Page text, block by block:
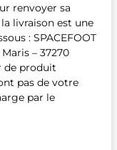
renvoyer sa
livraison est une
: SPACEFOOT
– 37270
de produit
pas de votre
par le